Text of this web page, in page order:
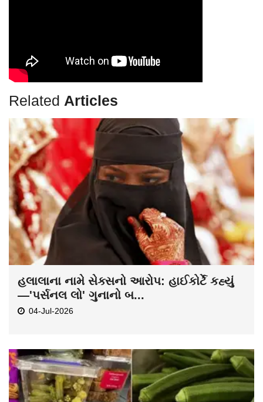
Related Articles
હલાલાના નામે સેક્સનો આરોપ: હાઈકોર્ટે કહ્યું
—'પર્સનલ લો' ગુનાનો બ...
04-Jul-2026